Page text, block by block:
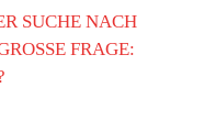
SUCHE NACH
FRAGE: